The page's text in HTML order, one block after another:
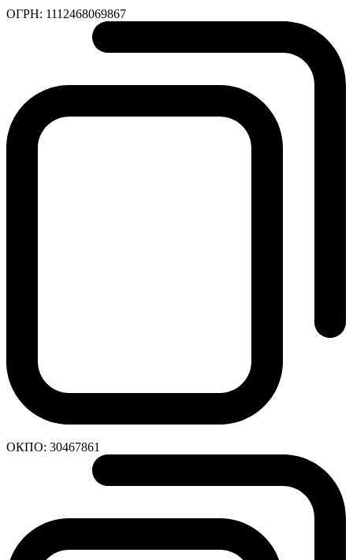
ОГРН: 1112468069867
ОКПО: 30467861